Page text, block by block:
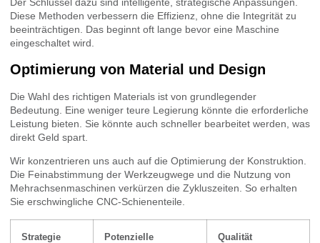
Diese Methoden verbessern die Effizienz, ohne die Integrität zu
beeinträchtigen. Das beginnt oft lange bevor eine Maschine
eingeschaltet wird.
Optimierung von Material und Design
Die Wahl des richtigen Materials ist von grundlegender
Bedeutung. Eine weniger teure Legierung könnte die erforderliche
Leistung bieten. Sie könnte auch schneller bearbeitet werden, was
direkt Geld spart.
Wir konzentrieren uns auch auf die Optimierung der Konstruktion.
Die Feinabstimmung der Werkzeugwege und die Nutzung von
Mehrachsenmaschinen verkürzen die Zykluszeiten. So erhalten
Sie erschwingliche CNC-Schienenteile.
Strategie
Potenzielle
Qualität